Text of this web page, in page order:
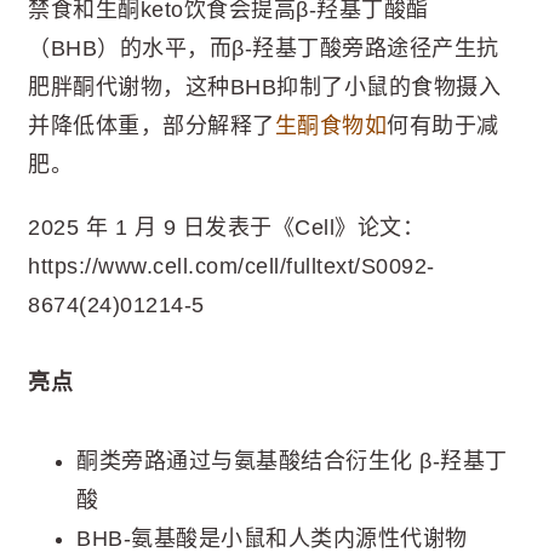
禁食和生酮keto饮食会提高β-羟基丁酸酯
（BHB）的水平，而β-羟基丁酸旁路途径产生抗
肥胖酮代谢物，这种BHB抑制了小鼠的食物摄入
并降低体重，部分解释了 生酮食物如何有助于减
肥。
2025 年 1 月 9 日发表于《Cell》论文：
https://www.cell.com/cell/fulltext/S0092-
8674(24)01214-5
亮点
酮类旁路通过与氨基酸结合衍生化 β-羟基丁
酸
BHB-氨基酸是小鼠和人类内源性代谢物